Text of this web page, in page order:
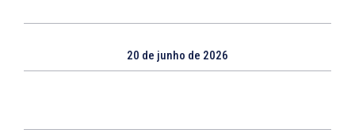
20 de junho de 2026